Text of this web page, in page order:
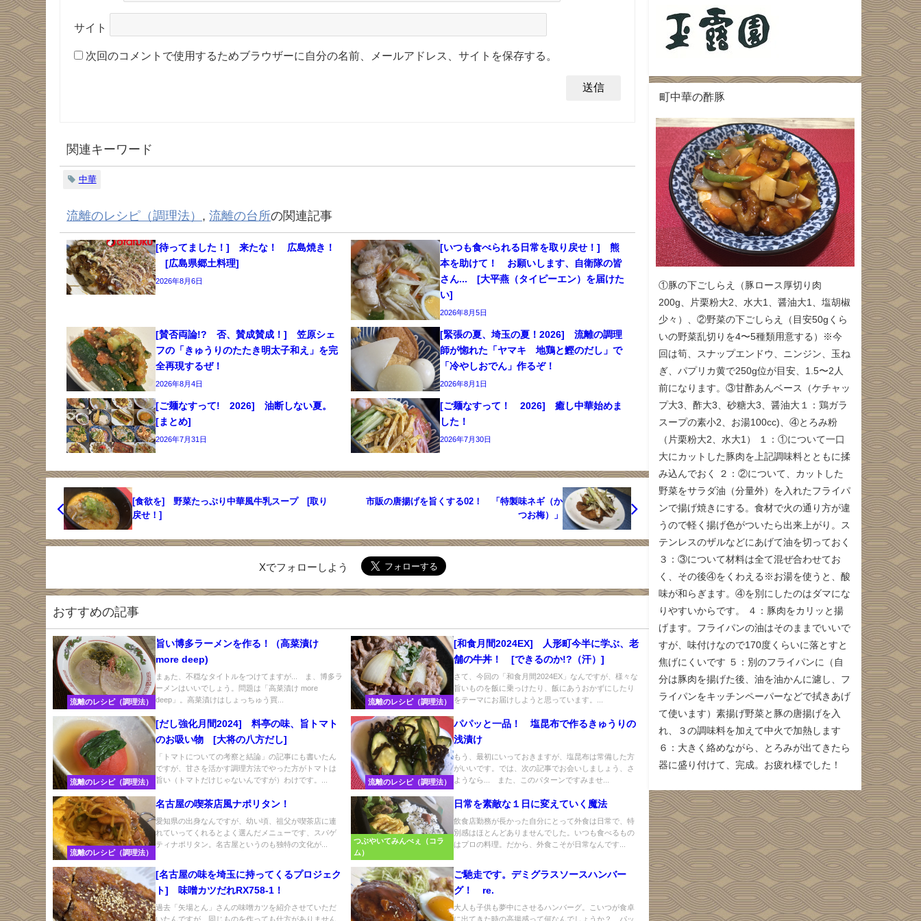
サイト
次回のコメントで使用するためブラウザーに自分の名前、メールアドレス、サイトを保存する。
関連キーワード
中華
流離のレシピ（調理法） ,流離の台所の関連記事
[待ってました！] 来たな！ 広島焼き！
[広島県郷土料理]
2026年8月6日
[いつも食べられる日常を取り戻せ！] 熊
本を助けて！ お願いします、自衛隊の皆
さん... [大平燕（タイピーエン）を届けた
い]
2026年8月5日
[賛否両論!? 否、賛成賛成！] 笠原シェ
フの「きゅうりのたたき明太子和え」を完
全再現するぜ！
2026年8月4日
[緊張の夏、埼玉の夏！2026] 流離の調理
師が惚れた「ヤマキ 地鶏と鰹のだし」で
「冷やしおでん」作るぞ！
2026年8月1日
[ご麺なすって! 2026] 油断しない夏。
[まとめ]
2026年7月31日
[ご麺なすって！ 2026] 癒し中華始めま
した！
2026年7月30日
[食欲を] 野菜たっぷり中華風牛乳スープ [取り
戻せ！]
市販の唐揚げを旨くする02！ 「特製味ネギ（か
つお梅）」
Xでフォローしよう
おすすめの記事
流離のレシピ（調理法）
旨い博多ラーメンを作る！（高菜漬け
more deep)
まぁた、不穏なタイトルをつけてますが... ま、博多ラ
ーメンはいいでしょう。問題は「高菜漬け more
deep」。高菜漬けはしょっちゅう買...
流離のレシピ（調理法）
[和食月間2024EX] 人形町今半に学ぶ、老
舗の牛丼！ [できるのか!?（汗）]
さて、今回の「和食月間2024EX」なんですが、様々な
旨いものを飯に乗っけたり、飯にあうおかずにしたり
をテーマにお届けしようと思っています。...
流離のレシピ（調理法）
[だし強化月間2024] 料亭の味、旨トマト
のお吸い物 [大将の八方だし]
「トマトについての考察と結論」の記事にも書いたん
ですが、甘さを活かす調理方法でやった方がトマトは
旨い（トマトだけじゃないんですが）わけです。...
流離のレシピ（調理法）
パパッと一品！ 塩昆布で作るきゅうりの
浅漬け
もう、最初にいっておきますが、塩昆布は常備した方
がいいです。では、次の記事でお会いしましょう、さ
ようなら... また、このパターンですみませ...
流離のレシピ（調理法）
名古屋の喫茶店風ナポリタン！
愛知県の出身なんですが、幼い頃、祖父が喫茶店に連
れていってくれるとよく選んだメニューです、スパゲ
ティナポリタン。名古屋というのも独特の文化が...
つぶやいてみんべぇ（コラ
ム）
日常を素敵な１日に変えていく魔法
飲食店勤務が長かった自分にとって外食は日常で、特
別感はほとんどありませんでした。いつも食べるもの
はプロの料理。だから、外食こそが日常なんです...
[名古屋の味を埼玉に持ってくるプロジェク
ト] 味噌カツだれRX758-1！
過去「矢場とん」さんの味噌カツを紹介させていただ
いたんですが、同じものを作っても仕方がありません
ご馳走です。デミグラスソースハンバー
グ！ re.
大人も子供も夢中にさせるハンバーグ。こいつが食卓
に出てきた時の高揚感って何なんでしょうか？ パッ
町中華の酢豚
①豚の下ごしらえ（豚ロース厚切り肉
200g、片栗粉大2、水大1、醤油大1、塩胡椒
少々）、②野菜の下ごしらえ（目安50gくら
いの野菜乱切りを4〜5種類用意する）※今
回は筍、スナップエンドウ、ニンジン、玉ね
ぎ、パプリカ黄で250g位が目安、1.5〜2人
前になります。③甘酢あんベース（ケチャッ
プ大3、酢大3、砂糖大3、醤油大１：鶏ガラ
スープの素小2、お湯100cc)、④とろみ粉
（片栗粉大2、水大1） １：①について一口
大にカットした豚肉を上記調味料とともに揉
み込んでおく ２：②について、カットした
野菜をサラダ油（分量外）を入れたフライパ
ンで揚げ焼きにする。食材で火の通り方が違
うので軽く揚げ色がついたら出来上がり。ス
テンレスのザルなどにあげて油を切っておく
３：③について材料は全て混ぜ合わせてお
く、その後④をくわえる※お湯を使うと、酸
味が和らぎます。④を別にしたのはダマにな
りやすいからです。 ４：豚肉をカリッと揚
げます。フライパンの油はそのままでいいで
すが、味付けなので170度くらいに落とすと
焦げにくいです ５：別のフライパンに（自
分は豚肉を揚げた後、油を油かんに濾し、フ
ライパンをキッチンペーパーなどで拭きあげ
て使います）素揚げ野菜と豚の唐揚げを入
れ、３の調味料を加えて中火で加熱します
６：大きく絡めながら、とろみが出てきたら
器に盛り付けて、完成。お疲れ様でした！